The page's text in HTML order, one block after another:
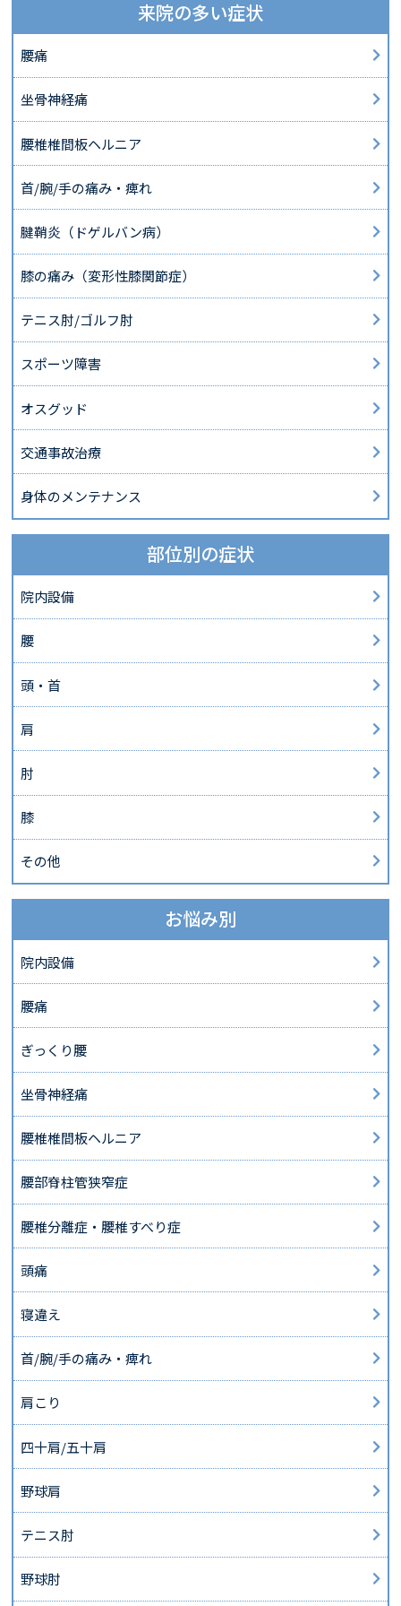
来院の多い症状
腰痛
坐骨神経痛
腰椎椎間板ヘルニア
首/腕/手の痛み・痺れ
腱鞘炎（ドゲルバン病）
膝の痛み（変形性膝関節症）
テニス肘/ゴルフ肘
スポーツ障害
オスグッド
交通事故治療
身体のメンテナンス
部位別の症状
院内設備
腰
頭・首
肩
肘
膝
その他
お悩み別
院内設備
腰痛
ぎっくり腰
坐骨神経痛
腰椎椎間板ヘルニア
腰部脊柱管狭窄症
腰椎分離症・腰椎すべり症
頭痛
寝違え
首/腕/手の痛み・痺れ
肩こり
四十肩/五十肩
野球肩
テニス肘
野球肘